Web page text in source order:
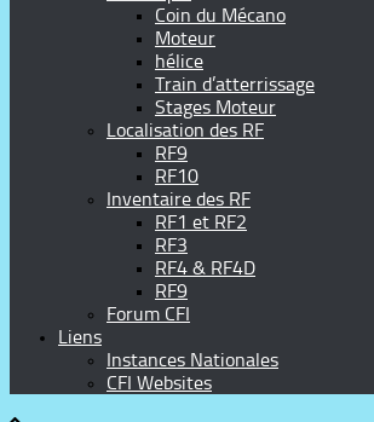
Coin du Mécano
Moteur
hélice
Train d’atterrissage
Stages Moteur
Localisation des RF
RF9
RF10
Inventaire des RF
RF1 et RF2
RF3
RF4 & RF4D
RF9
Forum CFI
Liens
Instances Nationales
CFI Websites